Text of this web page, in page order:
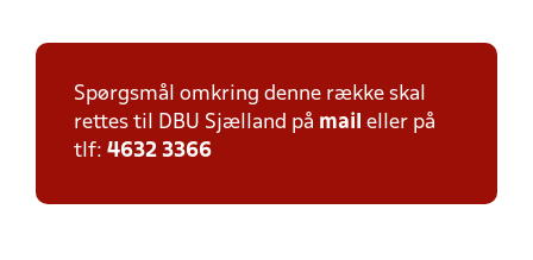
Spørgsmål omkring denne række skal
rettes til DBU Sjælland på mail eller på
tlf: 4632 3366